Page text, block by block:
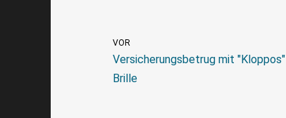
VOR
Versicherungsbetrug mit "Kloppos"
Brille